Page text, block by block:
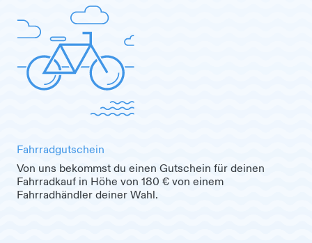
Fahrradgutschein
Von uns bekommst du einen Gutschein für deinen
Fahrradkauf in Höhe von 180 € von einem
Fahrradhändler deiner Wahl.